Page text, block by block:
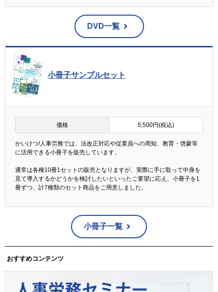
DVD一覧
小冊子サンプルセット
価格 5,500円(税込)
かいけつ!人事労務では、法改正対応や従業員への周知、教育・啓蒙等
に活用できる小冊子を販売しています。
通常は各種10冊1セットの販売となりますが、実際に手に取って中身を
見て導入するかどうかを検討したいといったご要望に応え、小冊子を1
冊ずつ、計7種類のセット商品をご用意しました。
小冊子一覧
おすすめコンテンツ